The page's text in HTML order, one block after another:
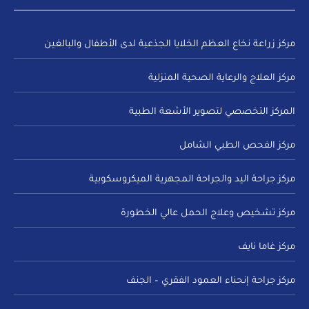
مركز زراعة نخاع العظم الخلايا الجذعية لدى الأطفال والبالغين
مركز العلاج والرعاية الصحية المنزلية
المركز التخصصي لتصوير الأشعة الطبية
مركز الفحص الطبي الشامل
مركز جراحة اليد والجراحة المجهرية الميكروسكوبية
مركز تشخيص وعلاج الحمل عالي الخطورة
مركز غاما نايف
مركز جراحة إنحناء العمود الفقري – الجنف